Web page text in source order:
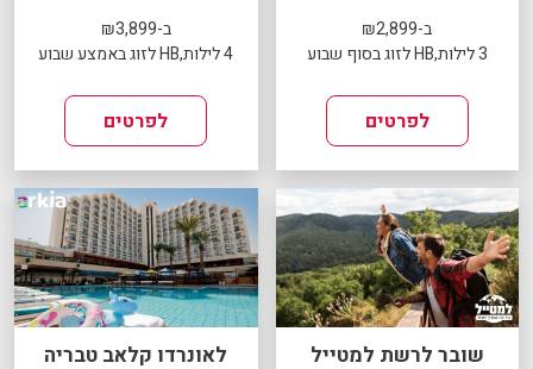
ב-₪2,899
3 לילות,HB לזוג בסוף שבוע
לפרטים
ב-₪3,899
4 לילות,HB לזוג באמצע שבוע
לפרטים
שובר לרשת למטייל לאונרדו קלאב טבריה